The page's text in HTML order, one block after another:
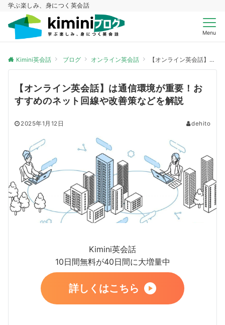
学ぶ楽しみ、身につく英会話
Menu
Kimini英会話 ブログ オンライン英会話 【オンライン英会話】は通信環境が重要！おすすめのネット回線や改善策などを解説
【オンライン英会話】は通信環境が重要！お
すすめのネット回線や改善策などを解説
2025年1月12日 dehito
Kimini英会話
10日間無料が40日間に大増量中
詳しくはこちら